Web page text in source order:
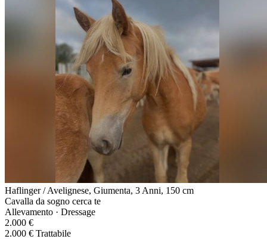
Haflinger / Avelignese, Giumenta, 3 Anni, 150 cm
Cavalla da sogno cerca te
Allevamento · Dressage
2.000 €
2.000 € Trattabile